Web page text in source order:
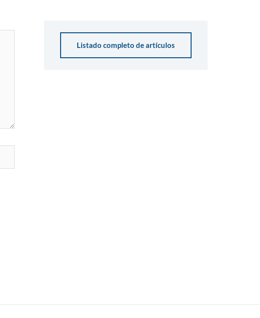
Listado completo de artículos